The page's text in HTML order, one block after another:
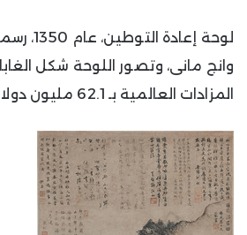
لوحة إعادة
وانج مانى، وتصور اللوحة شكل
المزادات العالمية بـ 62.1 مليون دولار